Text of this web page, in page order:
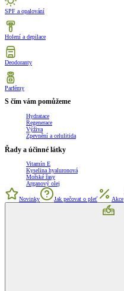
SPF a opalování
Holení a depilace
Deodoranty
Parfémy
S čím vám pomůžeme
Hydratace
Regenerace
Výživa
Zpevnění a celulitida
Řady a účinné látky
Vitamín E
Kyselina hyaluronová
Mořské řasy
Arganový olej
Novinky Jak pečovat o pleť Akce